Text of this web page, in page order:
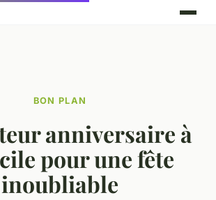
BON PLAN
anniversaire à
pour une fête
inoubliable